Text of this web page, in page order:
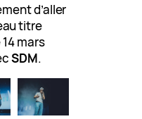
d’aller
titre
mars
SDM.